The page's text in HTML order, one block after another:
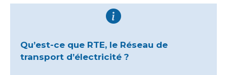
Qu’est-ce que RTE, le Réseau de
transport d’électricité ?